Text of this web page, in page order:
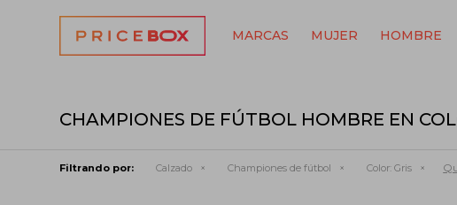
MARCAS MUJER HOMBRE
CHAMPIONES DE FÚTBOL HOMBRE EN
Filtrando por: Calzado Championes de fútbol Color: Gris